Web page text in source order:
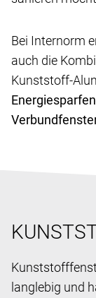
Bei Internorm
auch die
Kunststoff-
langlebig und